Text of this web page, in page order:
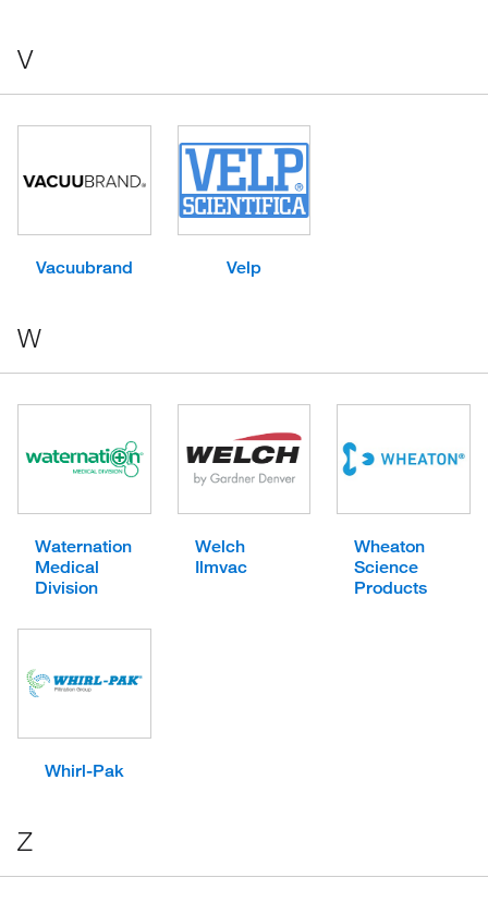
V
Vacuubrand Velp
W
Waternation
Medical
Division
Welch
Ilmvac
Wheaton
Science
Products
Whirl-Pak
Z